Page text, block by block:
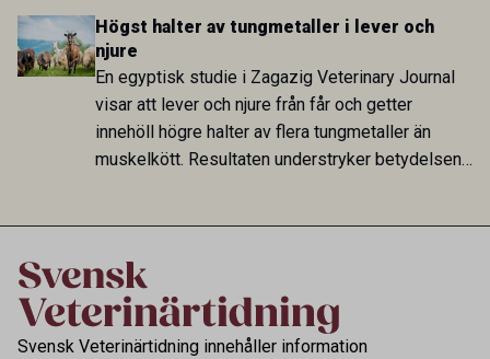
hög i Zarqa och statistiskt kopplad till bland
annat stallhållning. Resultaten visar att hästarna
har exponerats för parasiten – men inte att de
fungerar som reservoarer eller bidrar till
smittspridning.
Högst halter av tungmetaller i lever och
njure
En egyptisk studie i Zagazig Veterinary Journal
visar att lever och njure från får och getter
innehöll högre halter av flera tungmetaller än
muskelkött. Resultaten understryker betydelsen
Svensk Veterinärtidning innehåller information